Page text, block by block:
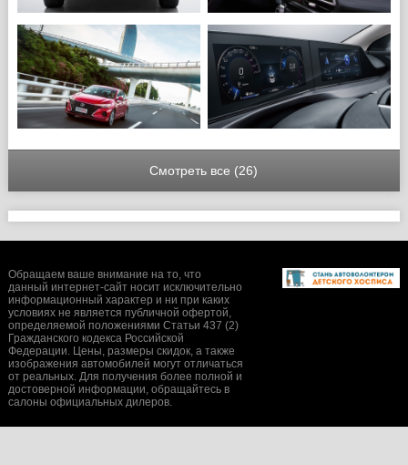
Смотреть все (26)
Обращаем ваше внимание на то, что
данный интернет-сайт носит исключительно
информационный характер и ни при каких
условиях не является публичной офертой,
определяемой положениями Статьи 437 (2)
Гражданского кодекса Российской
Федерации. Цены, размеры скидок, а также
изображения автомобилей могут отличаться
от реальных. Для получения более полной и
достоверной информации, обращайтесь в
салоны официальных дилеров.